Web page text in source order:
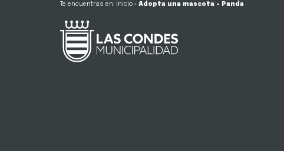
Inicio » Adopta una mascota – Panda